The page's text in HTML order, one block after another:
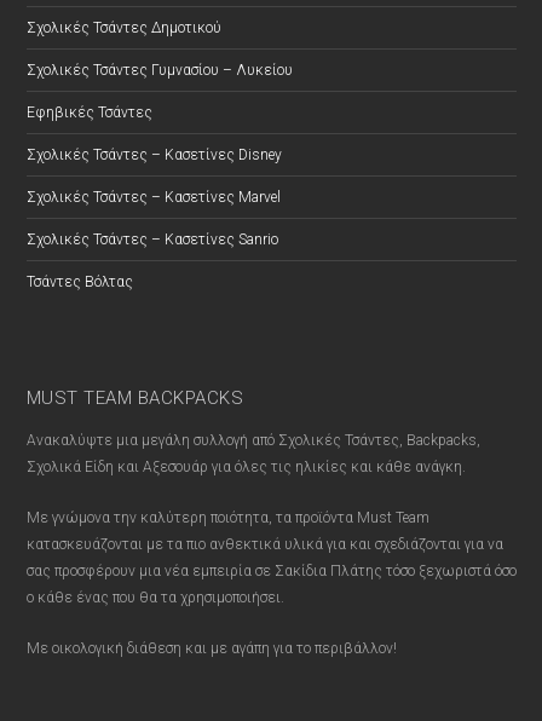
Σχολικές Τσάντες Δημοτικού
Σχολικές Τσάντες Γυμνασίου – Λυκείου
Εφηβικές Τσάντες
Σχολικές Τσάντες – Κασετίνες Disney
Σχολικές Τσάντες – Κασετίνες Marvel
Σχολικές Τσάντες – Κασετίνες Sanrio
Τσάντες Βόλτας
MUST TEAM BACKPACKS
Ανακαλύψτε μια μεγάλη συλλογή από Σχολικές Τσάντες, Backpacks,
Σχολικά Είδη και Αξεσουάρ για όλες τις ηλικίες και κάθε ανάγκη.
Με γνώμονα την καλύτερη ποιότητα, τα προϊόντα Must Team
κατασκευάζονται με τα πιο ανθεκτικά υλικά για και σχεδιάζονται για να
σας προσφέρουν μια νέα εμπειρία σε Σακίδια Πλάτης τόσο ξεχωριστά όσο
ο κάθε ένας που θα τα χρησιμοποιήσει.
Με οικολογική διάθεση και με αγάπη για το περιβάλλον!